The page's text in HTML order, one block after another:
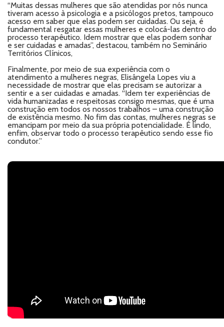
“Muitas dessas mulheres que são atendidas por nós nunca
tiveram acesso à psicologia e a psicólogos pretos, tampouco
acesso em saber que elas podem ser cuidadas. Ou seja, é
fundamental resgatar essas mulheres e colocá-las dentro do
processo terapêutico. Idem mostrar que elas podem sonhar
e ser cuidadas e amadas”, destacou, também no Seminário
Territórios Clínicos,
Finalmente, por meio de sua experiência com o
atendimento a mulheres negras, Elisângela Lopes viu a
necessidade de mostrar que elas precisam se autorizar a
sentir e a ser cuidadas e amadas. “Idem ter experiências de
vida humanizadas e respeitosas consigo mesmas, que é uma
construção em todos os nossos trabalhos – uma construção
de existência mesmo. No fim das contas, mulheres negras se
emancipam por meio da sua própria potencialidade. É lindo,
enfim, observar todo o processo terapêutico sendo esse fio
condutor.”